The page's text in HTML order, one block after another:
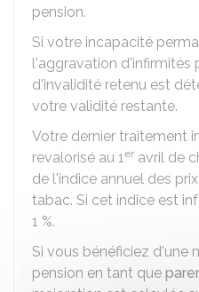
pension.
Si votre incapacité
l'aggravation d'infirmités
d'invalidité retenu est
votre validité restante.
Votre dernier traitement
revalorisé au 1er avril de
de l'indice annuel des
tabac. Si cet indice est
1 %.
Si vous bénéficiez d'une
pension en tant que